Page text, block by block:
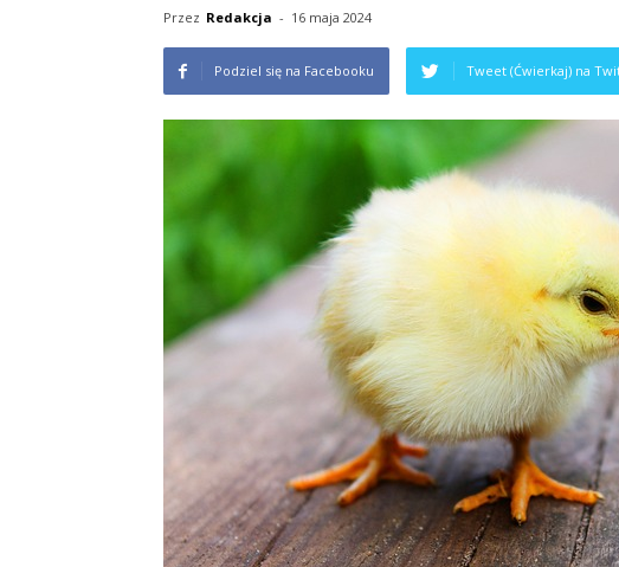
Przez Redakcja - 16 maja 2024
Podziel się na Facebooku Tweet (Ćwierkaj) na